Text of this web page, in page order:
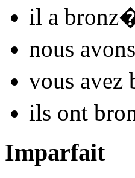
il a bronz
nous
vous avez
ils ont
Imparfait